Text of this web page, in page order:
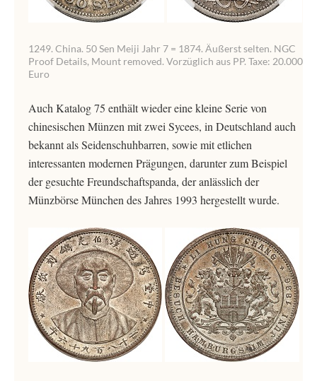
1249. China. 50 Sen Meiji Jahr 7 = 1874. Äußerst selten. NGC
Proof Details, Mount removed. Vorzüglich aus PP. Taxe: 20.000
Euro
Auch Katalog 75 enthält wieder eine kleine Serie von
chinesischen Münzen mit zwei Sycees, in Deutschland auch
bekannt als Seidenschuhbarren, sowie mit etlichen
interessanten modernen Prägungen, darunter zum Beispiel
der gesuchte Freundschaftspanda, der anlässlich der
Münzbörse München des Jahres 1993 hergestellt wurde.